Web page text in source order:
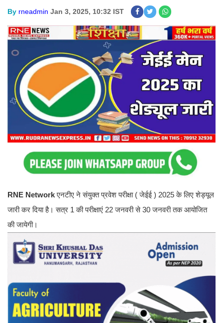
By rneadmin Jan 3, 2025, 10:32 IST
RNE Networkएनटीए ने संयुक्त प्रवेश परीक्षा ( जेईई ) 2025 के लिए शेड्यूल
जारी कर दिया है। सत्र 1 की परीक्षाएं 22 जनवरी से 30 जनवरी तक आयोजित
की जायेगी।